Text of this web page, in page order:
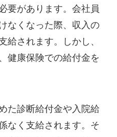
要があります。会社員
なくなった際、収入の
給されます。しかし、
健康保険での給付金を
た診断給付金や入院給
なく支給されます。そ